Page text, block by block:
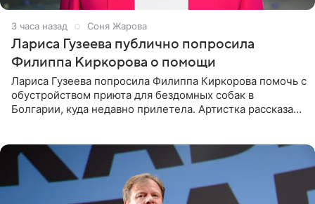
3 часа назад Соня Жарова
Лариса Гузеева публично попросила
Филиппа Киркорова о помощи
Лариса Гузеева попросила Филиппа Киркорова помочь с
обустройством приюта для бездомных собак в
Болгарии, куда недавно прилетела. Артистка рассказала